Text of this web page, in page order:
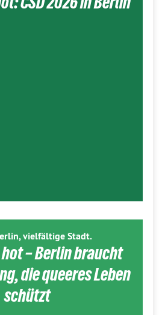
vielfältige Stadt.
– Berlin braucht
die queeres Leben
schützt